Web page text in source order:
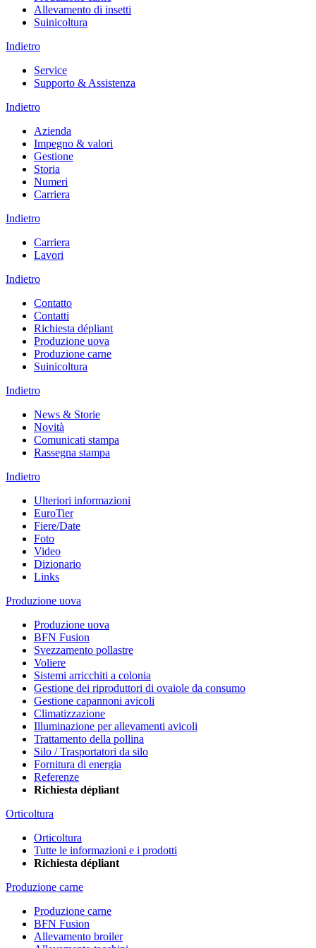
Allevamento di insetti
Suinicoltura
Indietro
Service
Supporto & Assistenza
Indietro
Azienda
Impegno & valori
Gestione
Storia
Numeri
Carriera
Indietro
Carriera
Lavori
Indietro
Contatto
Contatti
Richiesta dépliant
Produzione uova
Produzione carne
Suinicoltura
Indietro
News & Storie
Novità
Comunicati stampa
Rassegna stampa
Indietro
Ulteriori informazioni
EuroTier
Fiere/Date
Foto
Video
Dizionario
Links
Produzione uova
Produzione uova
BFN Fusion
Svezzamento pollastre
Voliere
Sistemi arricchiti a colonia
Gestione dei riproduttori di ovaiole da consumo
Gestione capannoni avicoli
Climatizzazione
Illuminazione per allevamenti avicoli
Trattamento della pollina
Silo / Trasportatori da silo
Fornitura di energia
Referenze
Richiesta dépliant
Orticoltura
Orticoltura
Tutte le informazioni e i prodotti
Richiesta dépliant
Produzione carne
Produzione carne
BFN Fusion
Allevamento broiler